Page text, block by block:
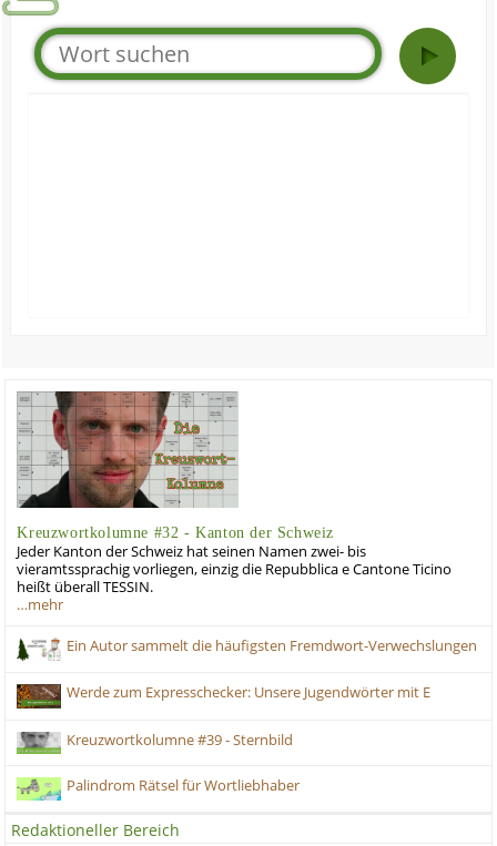
Kreuzwortkolumne #32 - Kanton der Schweiz
Jeder Kanton der Schweiz hat seinen Namen zwei- bis
vieramtssprachig vorliegen, einzig die Repubblica e Cantone Ticino
heißt überall TESSIN.
…mehr
Ein Autor sammelt die häufigsten Fremdwort-Verwechslungen
Werde zum Expresschecker: Unsere Jugendwörter mit E
Kreuzwortkolumne #39 - Sternbild
Palindrom Rätsel für Wortliebhaber
Redaktioneller Bereich